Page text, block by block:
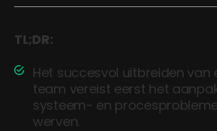
TL;DR:
Het succesvol uitbreiden van
team vereist eerst het
systeem- en
werven.